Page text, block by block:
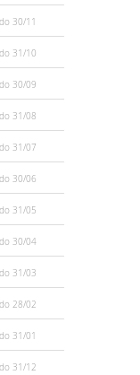
do 30/11
do 31/10
do 30/09
do 31/08
do 31/07
do 30/06
do 31/05
do 30/04
do 31/03
do 28/02
do 31/01
do 31/12